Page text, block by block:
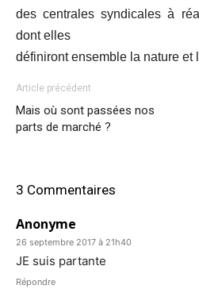
des centrales syndicales à
dont elles
définiront ensemble la nature et
Article précédent
Mais où sont passées nos
parts de marché ?
3 Commentaires
Anonyme
26 septembre 2017 à 21h40
JE suis partante
Répondre